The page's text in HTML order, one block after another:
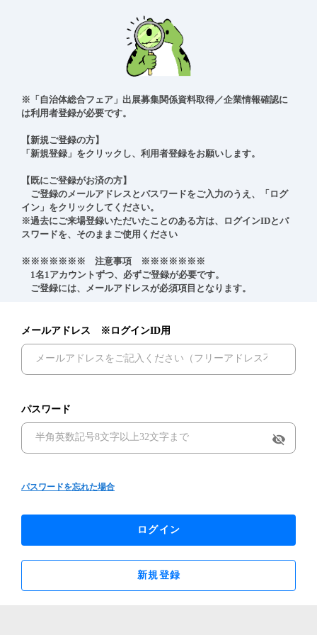
※「自治体総合フェア」出展募集関係資料取得／企業情報確認に
は利用者登録が必要です。
【新規ご登録の方】
「新規登録」をクリックし、利用者登録をお願いします。
【既にご登録がお済の方】
ご登録のメールアドレスとパスワードをご入力のうえ、「ログ
イン」をクリックしてください。
※過去にご来場登録いただいたことのある方は、ログインIDとパ
スワードを、そのままご使用ください
※※※※※※※　注意事項　※※※※※※※
1名1アカウントずつ、必ずご登録が必要です。
ご登録には、メールアドレスが必須項目となります。
メールアドレス ※ログインID用
パスワード
visibility_off
パスワードを忘れた場合
ログイン
新規登録